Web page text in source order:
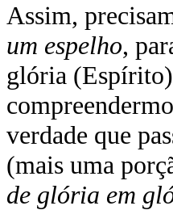
Assim,
um espelho,
glória (Espírito)
verdade que
(mais uma
de glória em